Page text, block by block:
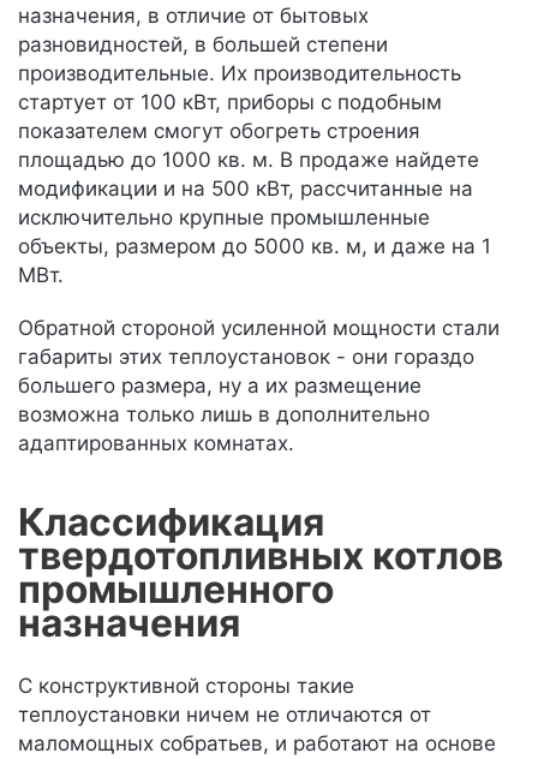
назначения, в отличие от бытовых
разновидностей, в большей степени
производительные. Их производительность
стартует от 100 кВт, приборы с подобным
показателем смогут обогреть строения
площадью до 1000 кв. м. В продаже найдете
модификации и на 500 кВт, рассчитанные на
исключительно крупные промышленные
объекты, размером до 5000 кв. м, и даже на 1
МВт.
Обратной стороной усиленной мощности стали
габариты этих теплоустановок - они гораздо
большего размера, ну а их размещение
возможна только лишь в дополнительно
адаптированных комнатах.
Классификация
твердотопливных котлов
промышленного
назначения
С конструктивной стороны такие
теплоустановки ничем не отличаются от
маломощных собратьев, и работают на основе